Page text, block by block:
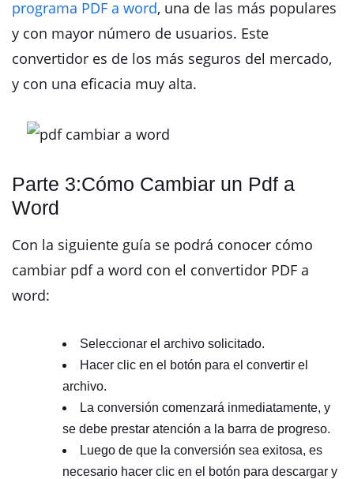
programa PDF a word, una de las más populares
y con mayor número de usuarios. Este
convertidor es de los más seguros del mercado,
y con una eficacia muy alta.
Parte 3:Cómo Cambiar un Pdf a
Word
Con la siguiente guía se podrá conocer cómo
cambiar pdf a word con el convertidor PDF a
word:
Seleccionar el archivo solicitado.
Hacer clic en el botón para el convertir el
archivo.
La conversión comenzará inmediatamente, y
se debe prestar atención a la barra de progreso.
Luego de que la conversión sea exitosa, es
necesario hacer clic en el botón para descargar y